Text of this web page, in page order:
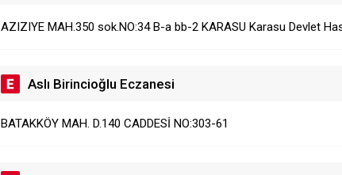
AZIZIYE MAH.350 sok.NO:34 B-a bb-2 KARASU Karasu Devlet
Aslı Birincioğlu Eczanesi
BATAKKÖY MAH. D.140 CADDESİ NO:303-61